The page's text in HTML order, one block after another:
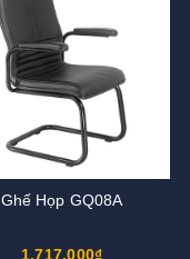
Ghế Họp GQ08A
1.717.000₫